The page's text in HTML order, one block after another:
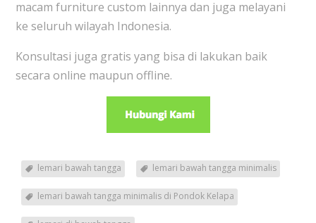
macam furniture custom lainnya dan juga melayani
ke seluruh wilayah Indonesia.
Konsultasi juga gratis yang bisa di lakukan baik
secara online maupun offline.
lemari bawah tangga lemari bawah tangga minimalis
lemari bawah tangga minimalis di Pondok Kelapa